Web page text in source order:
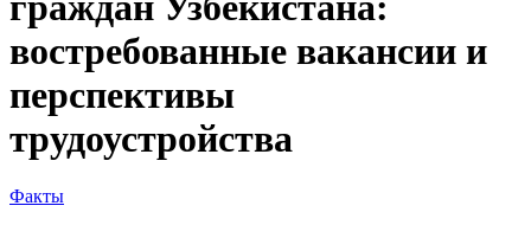
востребованные вакансии и
перспективы
трудоустройства
Факты